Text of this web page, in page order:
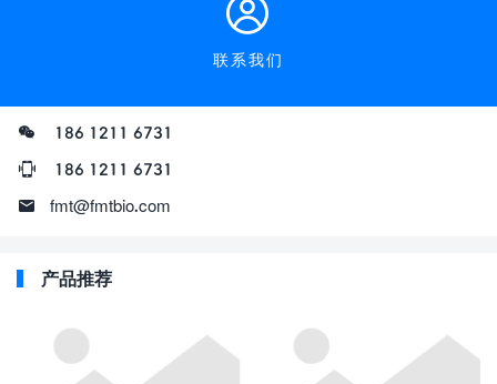
联系我们
186 1211 6731
186 1211 6731
fmt@fmtbio.com
产品推荐